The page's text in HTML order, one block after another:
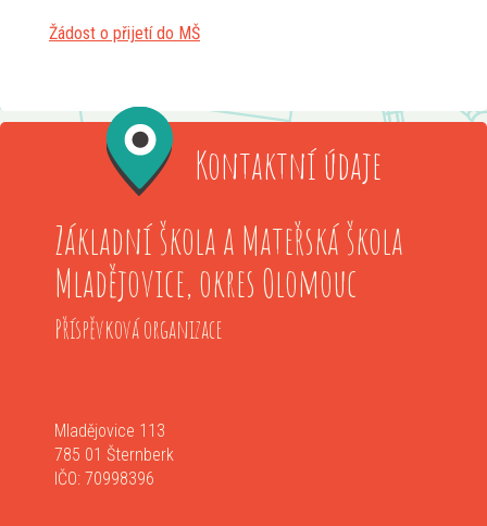
Žádost o přijetí do MŠ
Kontaktní údaje
Základní škola a Mateřská škola
Mladějovice, okres Olomouc
Příspěvková organizace
Mladějovice 113
785 01 Šternberk
IČO: 70998396